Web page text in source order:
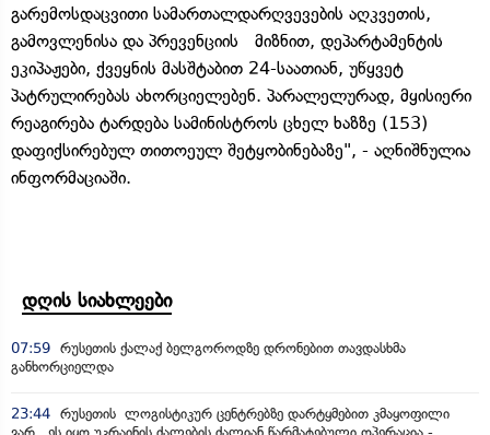
გარემოსდაცვითი სამართალდარღვევების აღკვეთის,
გამოვლენისა და პრევენციის მიზნით, დეპარტამენტის
ეკიპაჟები, ქვეყნის მასშტაბით 24-საათიან, უწყვეტ
პატრულირებას ახორციელებენ. პარალელურად, მყისიერი
რეაგირება ტარდება სამინისტროს ცხელ ხაზზე (153)
დაფიქსირებულ თითოეულ შეტყობინებაზე", - აღნიშნულია
ინფორმაციაში.
დღის სიახლეები
07:59 რუსეთის ქალაქ ბელგოროდზე დრონებით თავდასხმა
განხორციელდა
23:44 რუსეთის ლოგისტიკურ ცენტრებზე დარტყმებით კმაყოფილი